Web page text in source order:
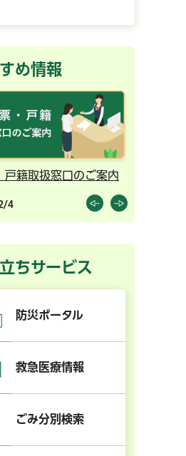
め情報
戸籍取扱窓口のご案内
4
ちサービス
防災ポータル
救急医療情報
ごみ分別検索